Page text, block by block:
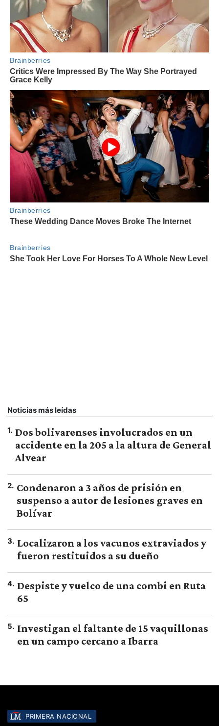
Noticias más leídas
1. Dos bolivarenses involucrados en un
accidente en la 205 a la altura de General
Alvear
2. Condenaron a 3 años de prisión en
suspenso a autor de lesiones graves en
Bolívar
3. Localizaron a los vacunos extraviados y
fueron restituidos a su dueño
4. Despiste y vuelco de una combi en Ruta
65
5. Investigan el faltante de 15 vaquillonas
en un campo cercano a Ibarra
PRIMERA NACIONAL